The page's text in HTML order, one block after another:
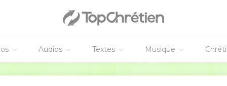
Audios Textes Musique
à ses fruits : on ne cueille pas des figues sur des buissons
bien du bon trésor que contient son cœur ; l’homme mauvais